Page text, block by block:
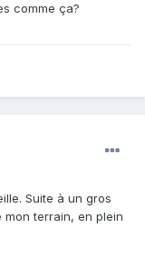
comme ça?
Suite à un gros
terrain, en plein